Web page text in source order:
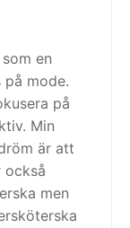
en
mode.
på
Min
är att
också
men